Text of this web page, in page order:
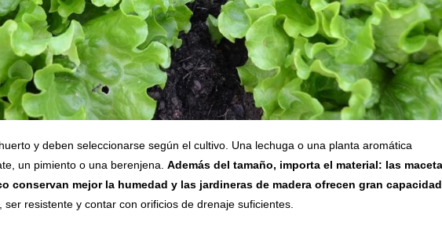
y deben seleccionarse según el cultivo. Una lechuga o una planta aromática
un pimiento o una berenjena. Además del tamaño, importa el material: las
conservan mejor la humedad y las jardineras de madera ofrecen gran capacidad
resistente y contar con orificios de drenaje suficientes.